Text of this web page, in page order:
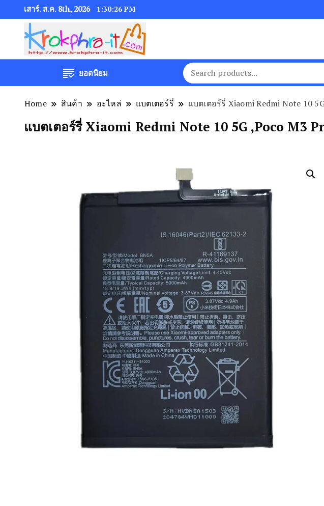
เสาร์. ส.ค. 8th, 2026 1:30:26 PM
ยอดนิยม
Home สินค้า อะไหล่ แบตเตอร์รี่ แบตเตอร์รี่ Xiaomi Redmi Note 10
แบตเตอร์รี่ Xiaomi Redmi Note 10 5G ,Poco M3